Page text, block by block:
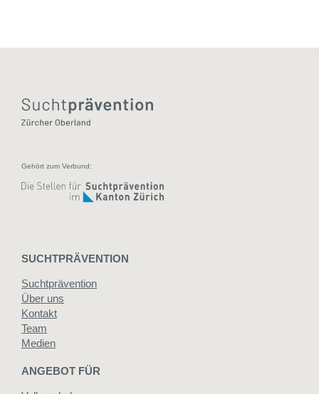
Gehört zum Verbund:
SUCHTPRÄVENTION
Suchtprävention
Über uns
Kontakt
Team
Medien
ANGEBOT FÜR